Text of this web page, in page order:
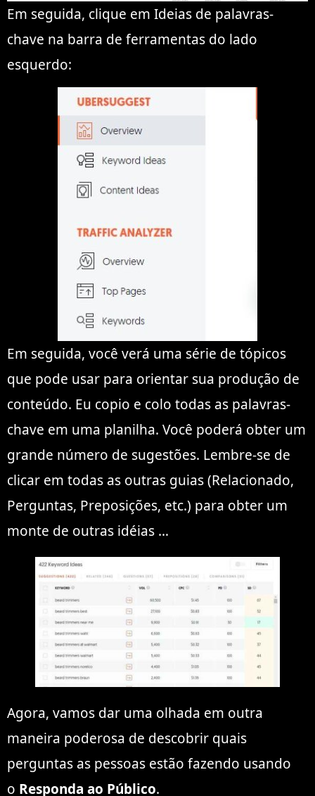
Em seguida, clique em Ideias de palavras-
chave na barra de ferramentas do lado
esquerdo:
Em seguida, você verá uma série de tópicos
que pode usar para orientar sua produção de
conteúdo. Eu copio e colo todas as palavras-
chave em uma planilha. Você poderá obter um
grande número de sugestões. Lembre-se de
clicar em todas as outras guias (Relacionado,
Perguntas, Preposições, etc.) para obter um
monte de outras idéias …
Agora, vamos dar uma olhada em outra
maneira poderosa de descobrir quais
perguntas as pessoas estão fazendo usando
o Responda ao Público.